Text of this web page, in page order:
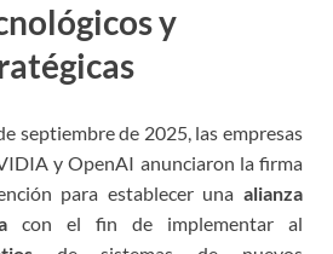
y
septiembre de 2025, las empresas
y OpenAI anunciaron la firma
para establecer una alianza
con el fin de implementar al